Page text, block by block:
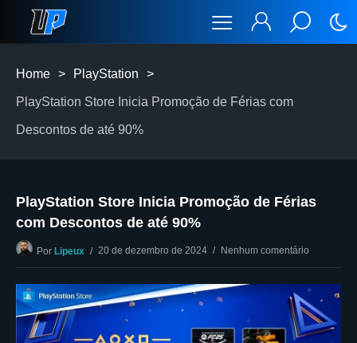
Home > PlayStation >
PlayStation Store Inicia Promoção de Férias com
Descontos de até 90%
PlayStation Store Inicia Promoção de Férias
com Descontos de até 90%
Por Lipeux 20 de dezembro de 2024 Nenhum comentário